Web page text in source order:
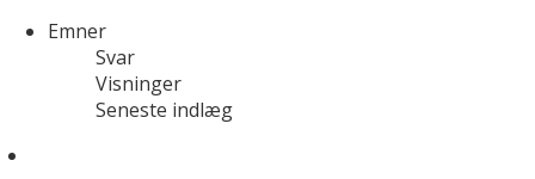
Emner
Svar
Visninger
Seneste indlæg